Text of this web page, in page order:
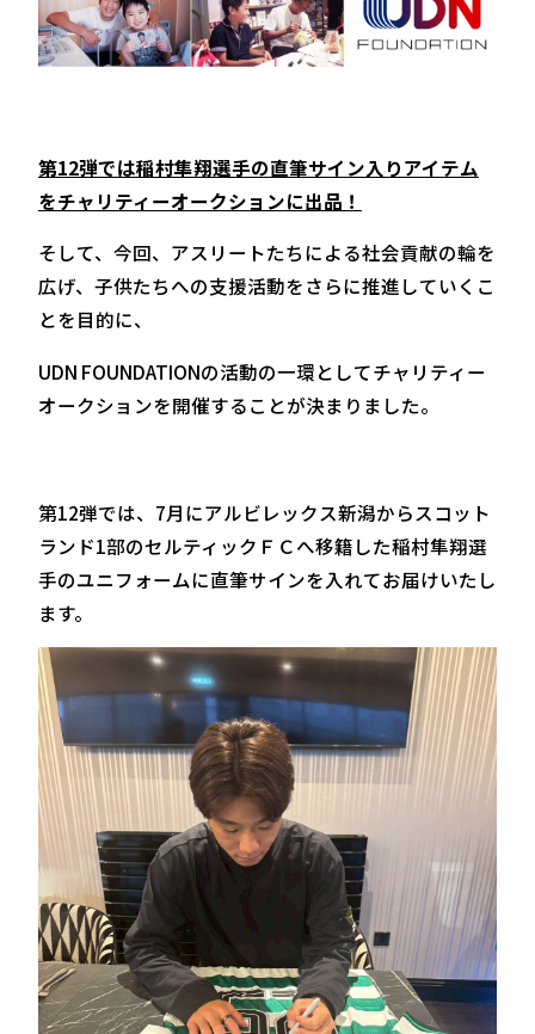
第12弾では稲村隼翔選手の直筆サイン入りアイテム
をチャリティーオークションに出品！
そして、今回、アスリートたちによる社会貢献の輪を
広げ、子供たちへの支援活動をさらに推進していくこ
とを目的に、
UDN FOUNDATIONの活動の一環としてチャリティー
オークションを開催することが決まりました。
第12弾では、7月にアルビレックス新潟からスコット
ランド1部のセルティックＦＣへ移籍した稲村隼翔選
手のユニフォームに直筆サインを入れてお届けいたし
ます。